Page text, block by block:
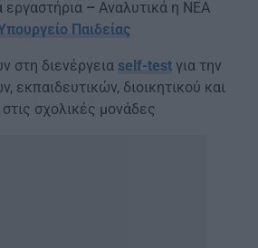
εργαστήρια – Αναλυτικά η ΝΕΑ
Παιδείας
στη διενέργεια self-test για την
εκπαιδευτικών, διοικητικού και
σχολικές μονάδες